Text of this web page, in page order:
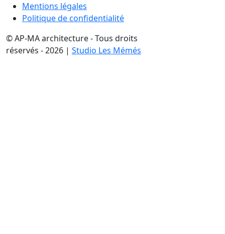
Mentions légales
Politique de confidentialité
© AP-MA architecture - Tous droits
réservés - 2026 | Studio Les Mémés